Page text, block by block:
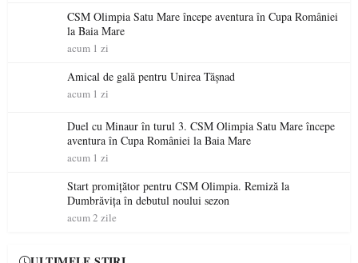
CSM Olimpia Satu Mare începe aventura în Cupa României
la Baia Mare
acum 1 zi
Amical de gală pentru Unirea Tășnad
acum 1 zi
Duel cu Minaur în turul 3. CSM Olimpia Satu Mare începe
aventura în Cupa României la Baia Mare
acum 1 zi
Start promițător pentru CSM Olimpia. Remiză la
Dumbrăvița în debutul noului sezon
acum 2 zile